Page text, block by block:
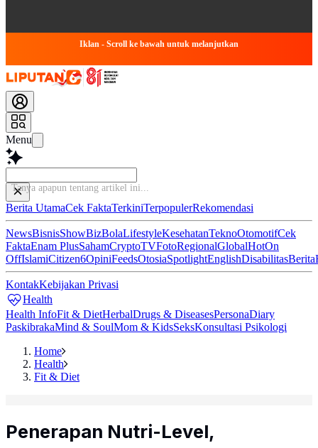
Iklan - Scroll ke bawah untuk melanjutkan
Menu
Berita UtamaCek FaktaTerkiniTerpopulerRekomendasi
NewsBisnisShowBizBolaLifestyleKesehatanTeknoOtomotifCek
FaktaEnam PlusSahamCryptoTVFotoRegionalGlobalHotOn
OffIslamiCitizen6OpiniFeedsOtosiaSpotlightEnglishDisabilitasBerita
KontakKebijakan Privasi
Health
Health InfoFit & DietHerbalDrugs & DiseasesPersonaDiary
PaskibrakaMind & SoulMom & KidsSeksKonsultasi Psikologi
Home
Health
Fit & Diet
Penerapan Nutri-Level,